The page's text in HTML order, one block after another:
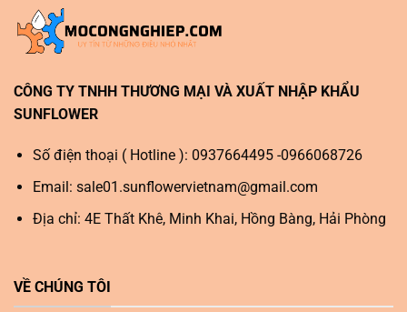
CÔNG TY TNHH THƯƠNG MẠI VÀ XUẤT NHẬP KHẨU
SUNFLOWER
Số điện thoại ( Hotline ): 0937664495 -0966068726
Email: sale01.sunflowervietnam@gmail.com
Địa chỉ: 4E Thất Khê, Minh Khai, Hồng Bàng, Hải Phòng
VỀ CHÚNG TÔI